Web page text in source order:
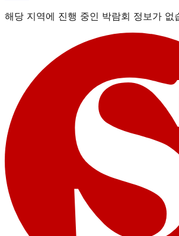
해당 지역에 진행 중인 박람회 정보가 없